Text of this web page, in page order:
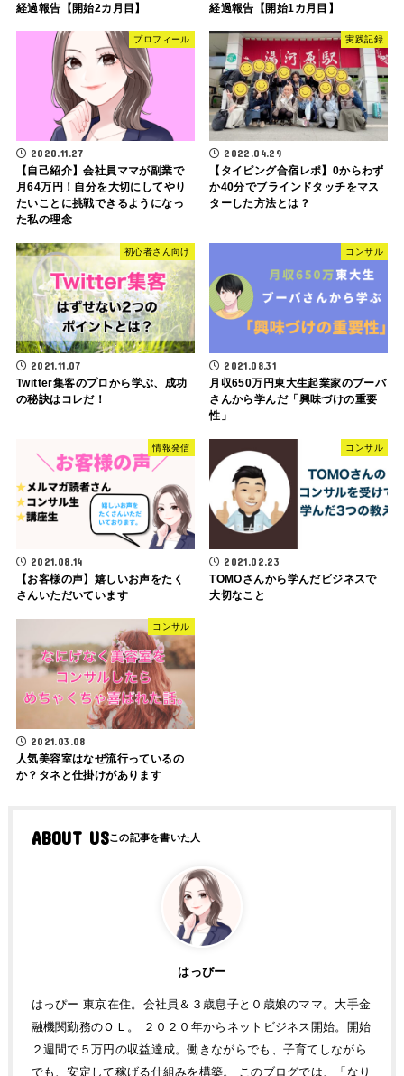
経過報告【開始2カ月目】 経過報告【開始1カ月目】
プロフィール
2020.11.27
【自己紹介】会社員ママが副業で
月64万円！自分を大切にしてやり
たいことに挑戦できるようになっ
た私の理念
実践記録
2022.04.29
【タイピング合宿レポ】0からわず
か40分でブラインドタッチをマス
ターした方法とは？
初心者さん向け
2021.11.07
Twitter集客のプロから学ぶ、成功
の秘訣はコレだ！
コンサル
2021.08.31
月収650万円東大生起業家のブーバ
さんから学んだ「興味づけの重要
性」
情報発信
2021.08.14
【お客様の声】嬉しいお声をたく
さんいただいています
コンサル
2021.02.23
TOMOさんから学んだビジネスで
大切なこと
コンサル
2021.03.08
人気美容室はなぜ流行っているの
か？タネと仕掛けがあります
ABOUT US
はっぴー
はっぴー 東京在住。会社員＆３歳息子と０歳娘のママ。大手金
融機関勤務のＯＬ。 ２０２０年からネットビジネス開始。開始
２週間で５万円の収益達成。働きながらでも、子育てしながら
でも、安定して稼げる仕組みを構築。 このブログでは、「なり